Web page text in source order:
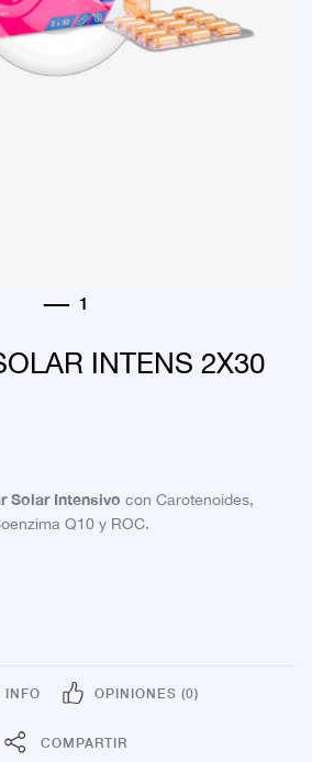
INTENS 2X30
Solar Intensivo con Carotenoides,
Q10 y ROC.
INFO OPINIONES (0)
COMPARTIR